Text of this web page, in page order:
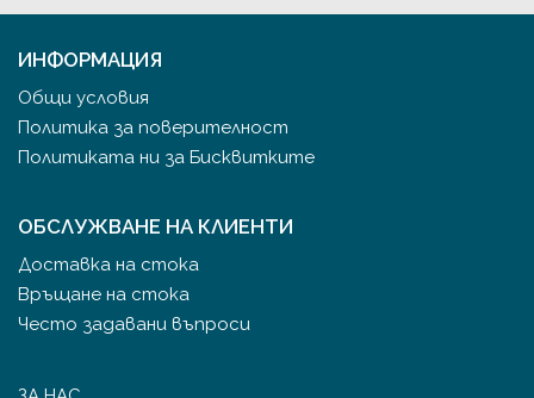
ИНФОРМАЦИЯ
Общи условия
Политика за поверителност
Политиката ни за Бисквитките
ОБСЛУЖВАНЕ НА КЛИЕНТИ
Доставка на стока
Връщане на стока
Често задавани въпроси